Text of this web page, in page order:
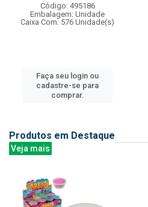
Código: 495186
Embalagem: Unidade
Caixa Com: 576 Unidade(s)
Faça seu login ou
cadastre-se para
comprar.
Produtos em Destaque
Veja mais